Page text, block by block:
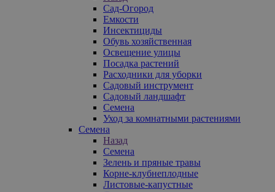
Сад-Огород
Емкости
Инсектициды
Обувь хозяйственная
Освещение улицы
Посадка растений
Расходники для уборки
Садовый инструмент
Садовый ландшафт
Семена
Уход за комнатными растениями
Семена
Назад
Семена
Зелень и пряные травы
Корне-клубнеплодные
Листовые-капустные